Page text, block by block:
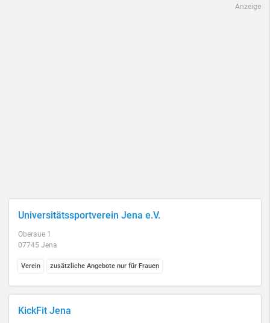
Anzeige
Universitätssportverein Jena e.V.
Oberaue 1
07745 Jena
Verein zusätzliche Angebote nur für Frauen
KickFit Jena